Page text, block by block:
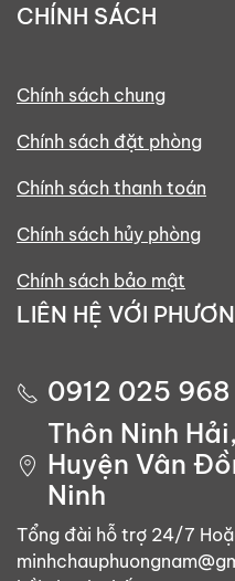
CHÍNH SÁCH
Chính sách chung
Chính sách đặt phòng
Chính sách thanh toán
Chính sách hủy phòng
Chính sách bảo mật
LIÊN HỆ VỚI
0912 025
Thôn Ninh
Huyện Vân
Ninh
Tổng đài hỗ trợ 24/7